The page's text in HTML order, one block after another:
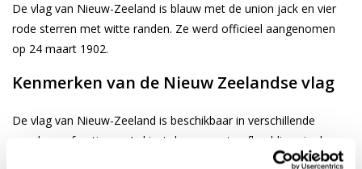
De vlag van Nieuw-Zeeland is blauw met de union jack en vier
rode sterren met witte randen. Ze werd officieel aangenomen
op 24 maart 1902.
Kenmerken van de Nieuw Zeelandse vlag
De vlag van Nieuw-Zeeland is beschikbaar in verschillende
gangbare afmetingen. Je kiest de gewenste afbeelding via de
keuze optie. De vlag is gemaakt van 3-draads geweven